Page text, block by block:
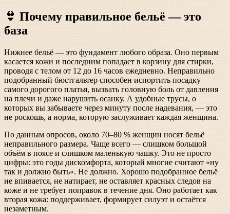
👙 Почему правильное бельё — это
база
Нижнее бельё — это фундамент любого образа. Оно первым
касается кожи и последним попадает в корзину для стирки,
проводя с телом от 12 до 16 часов ежедневно. Неправильно
подобранный бюстгальтер способен испортить посадку
самого дорогого платья, вызвать головную боль от давления
на плечи и даже нарушить осанку. А удобные трусы, о
которых вы забываете через минуту после надевания, — это
не роскошь, а норма, которую заслуживает каждая женщина.
По данным опросов, около 70–80 % женщин носят бельё
неправильного размера. Чаще всего — слишком большой
объём в поясе и слишком маленькую чашку. Это не просто
цифры: это годы дискомфорта, который многие считают «ну
так и должно быть». Не должно. Хорошо подобранное бельё
не впивается, не натирает, не оставляет красных следов на
коже и не требует поправок в течение дня. Оно работает как
вторая кожа: поддерживает, формирует силуэт и остаётся
незаметным.